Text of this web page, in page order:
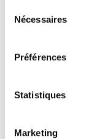
Nécessaires
Préférences
Statistiques
Marketing
Quelles
Quelles
Mise en